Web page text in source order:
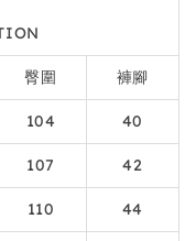
臀圍 褲腳
104 40
107 42
110 44